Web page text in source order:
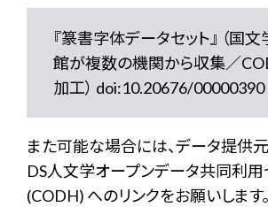
『篆書字体データセット』 （国
館が複数の機関から収集／
加工） doi:10.20676/00000390
また可能な場合には、データ提供
DS人文学オープンデータ共同利用
(CODH) へのリンクをお願いします。